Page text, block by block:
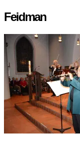
Feidman